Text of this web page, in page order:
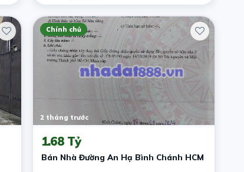
Chính chủ
2 tháng trước
1.68 Tỷ
Bán Nhà Đường An Hạ Bình Chánh HCM